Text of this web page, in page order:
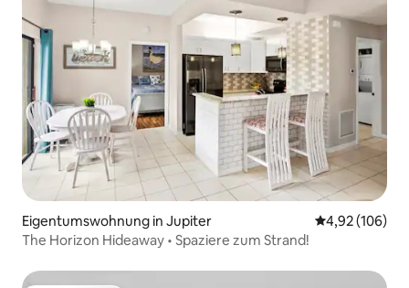
Eigentumswohnung in Jupiter
4,92 (106)
The Horizon Hideaway • Spaziere zum Strand!